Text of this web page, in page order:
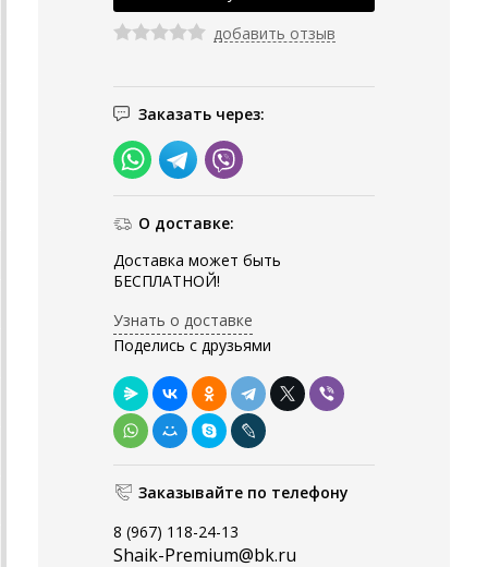
добавить отзыв
Заказать через:
О доставке:
Доставка может быть
БЕСПЛАТНОЙ!
Узнать о доставке
Поделись с друзьями
Заказывайте по телефону
8 (967) 118-24-13
Shaik-Premium@bk.ru